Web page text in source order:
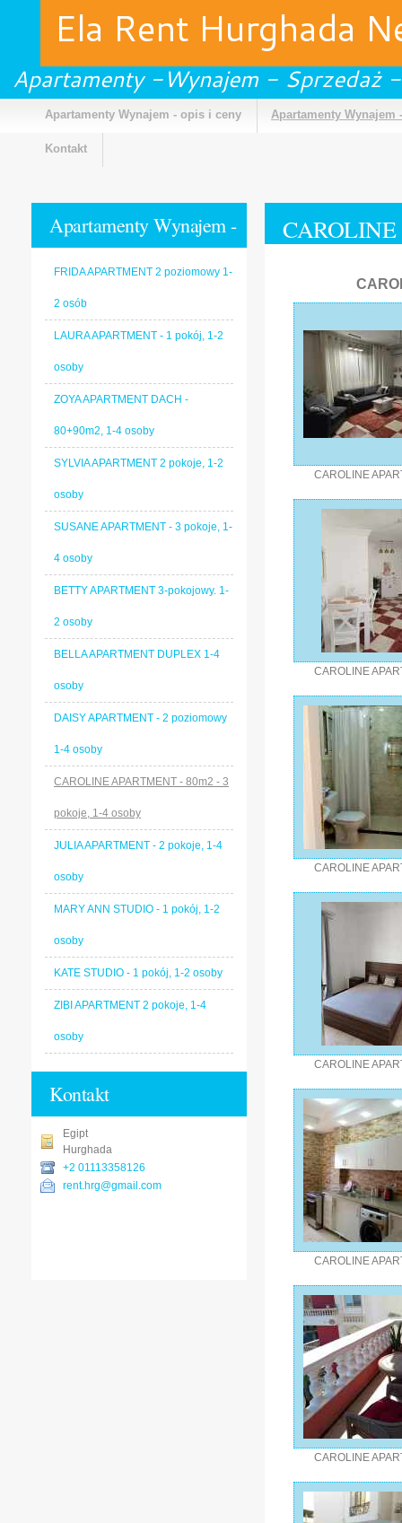
Ela Rent Hurghada
Apartamenty -Wynajem - Sprzedaż
Apartamenty Wynajem - opis i ceny Apartamenty Wynajem
Kontakt
CAROLINE
CAROLINE
CAROLINE
CAROLINE
CAROLINE
CAROLINE
CAROLINE
Apartamenty Wynajem -
Galeria
FRIDA APARTMENT 2 poziomowy 1-
2 osób
LAURA APARTMENT - 1 pokój, 1-2
osoby
ZOYA APARTMENT DACH -
80+90m2, 1-4 osoby
SYLVIA APARTMENT 2 pokoje, 1-2
osoby
SUSANE APARTMENT - 3 pokoje, 1-
4 osoby
BETTY APARTMENT 3-pokojowy. 1-
2 osoby
BELLA APARTMENT DUPLEX 1-4
osoby
DAISY APARTMENT - 2 poziomowy
1-4 osoby
CAROLINE APARTMENT - 80m2 - 3
pokoje, 1-4 osoby
JULIA APARTMENT - 2 pokoje, 1-4
osoby
MARY ANN STUDIO - 1 pokój, 1-2
osoby
KATE STUDIO - 1 pokój, 1-2 osoby
ZIBI APARTMENT 2 pokoje, 1-4
osoby
Kontakt
Egipt
Hurghada
+2 01113358126
rent.hrg@gmail.com